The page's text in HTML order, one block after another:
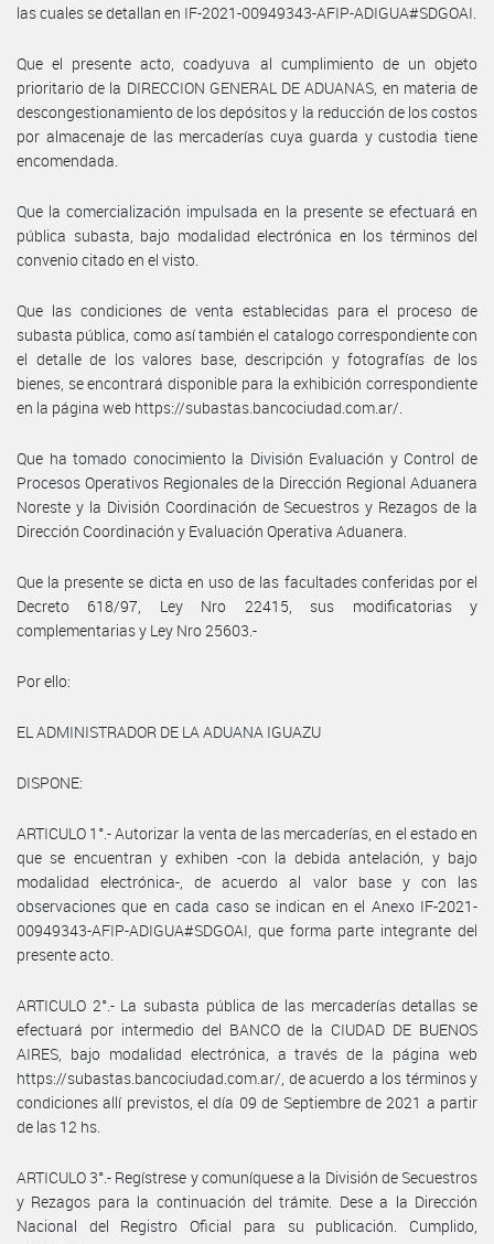
las cuales se detallan en IF-2021-00949343-AFIP-ADIGUA#SDGOAI.
Que el presente acto, coadyuva al cumplimiento de un objeto
prioritario de la DIRECCION GENERAL DE ADUANAS, en materia de
descongestionamiento de los depósitos y la reducción de los costos
por almacenaje de las mercaderías cuya guarda y custodia tiene
encomendada.
Que la comercialización impulsada en la presente se efectuará en
pública subasta, bajo modalidad electrónica en los términos del
convenio citado en el visto.
Que las condiciones de venta establecidas para el proceso de
subasta pública, como así también el catalogo correspondiente con
el detalle de los valores base, descripción y fotografías de los
bienes, se encontrará disponible para la exhibición correspondiente
en la página web https://subastas.bancociudad.com.ar/.
Que ha tomado conocimiento la División Evaluación y Control de
Procesos Operativos Regionales de la Dirección Regional Aduanera
Noreste y la División Coordinación de Secuestros y Rezagos de la
Dirección Coordinación y Evaluación Operativa Aduanera.
Que la presente se dicta en uso de las facultades conferidas por el
Decreto 618/97, Ley Nro 22415, sus modificatorias y
complementarias y Ley Nro 25603.-
Por ello:
EL ADMINISTRADOR DE LA ADUANA IGUAZU
DISPONE:
ARTICULO 1°.- Autorizar la venta de las mercaderías, en el estado en
que se encuentran y exhiben -con la debida antelación, y bajo
modalidad electrónica-, de acuerdo al valor base y con las
observaciones que en cada caso se indican en el Anexo IF-2021-
00949343-AFIP-ADIGUA#SDGOAI, que forma parte integrante del
presente acto.
ARTICULO 2°.- La subasta pública de las mercaderías detallas se
efectuará por intermedio del BANCO de la CIUDAD DE BUENOS
AIRES, bajo modalidad electrónica, a través de la página web
https://subastas.bancociudad.com.ar/, de acuerdo a los términos y
condiciones allí previstos, el día 09 de Septiembre de 2021 a partir
de las 12 hs.
ARTICULO 3°.- Regístrese y comuníquese a la División de Secuestros
y Rezagos para la continuación del trámite. Dese a la Dirección
Nacional del Registro Oficial para su publicación. Cumplido,